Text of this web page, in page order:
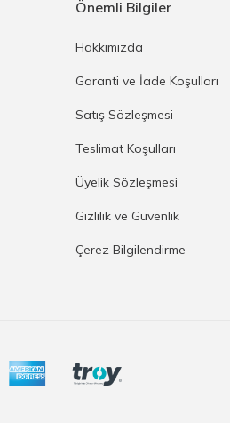
Önemli Bilgiler
Hakkımızda
Garanti ve İade Koşulları
Satış Sözleşmesi
Teslimat Koşulları
Üyelik Sözleşmesi
Gizlilik ve Güvenlik
Çerez Bilgilendirme